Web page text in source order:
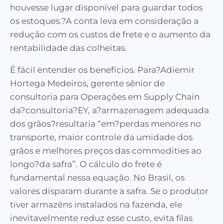
houvesse lugar disponível para guardar todos
os estoques.?A conta leva em consideração a
redução com os custos de frete e o aumento da
rentabilidade das colheitas.
É fácil entender os benefícios. Para?Adiemir
Hortega Medeiros, gerente sênior de
consultoria para Operações em Supply Chain
da?consultoria?EY, a?armazenagem adequada
dos grãos?resultaria “em?perdas menores no
transporte, maior controle da umidade dos
grãos e melhores preços das commodities ao
longo?da safra”. O cálculo do frete é
fundamental nessa equação. No Brasil, os
valores disparam durante a safra. Se o produtor
tiver armazéns instalados na fazenda, ele
inevitavelmente reduz esse custo, evita filas